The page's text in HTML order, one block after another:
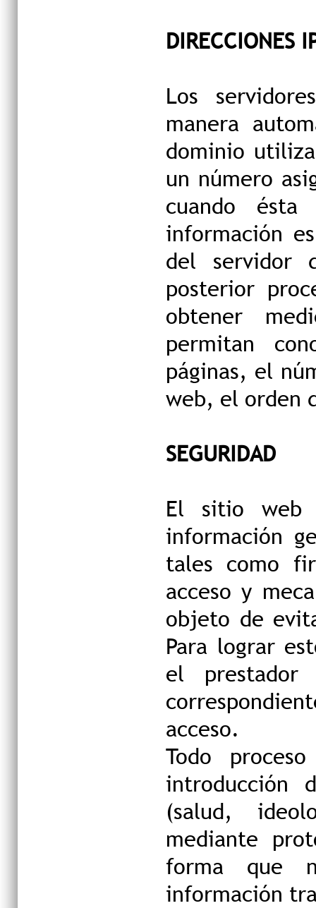
DIRECCIONES
Los
manera
dominio
un número
cuando
información
del servidor
posterior
obtener
permitan
páginas, el
web, el orden
SEGURIDAD
El sitio web
información
tales como
acceso y
objeto de
Para lograr
el
acceso.
Todo
introducción
(salud,
mediante
forma que
información